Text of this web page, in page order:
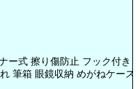
ー式 擦り傷防止 フック付き
筆箱 眼鏡収納 めがねケース